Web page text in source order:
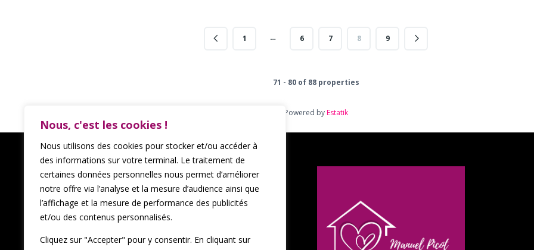
Nous, c'est les cookies !
Nous utilisons des cookies pour stocker et/ou accéder à
des informations sur votre terminal. Le traitement de
certaines données personnelles nous permet d’améliorer
notre offre via l’analyse et la mesure d’audience ainsi que
l’affichage et la mesure de performance des publicités
et/ou des contenus personnalisés.
Cliquez sur "Accepter" pour y consentir. En cliquant sur
1 … 6 7 8 9
71 - 80 of 88 properties
Powered byEstatik
Voir tous mes biens
Voir tous mes services
À propos